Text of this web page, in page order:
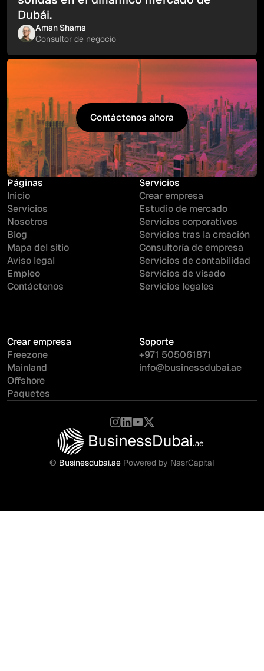
Dubái.
Aman Shams
Consultor de negocio
Contáctenos ahora
Contáctenos ahora
Páginas
Inicio
Servicios
Nosotros
Blog
Mapa del sitio
Aviso legal
Empleo
Contáctenos
Servicios
Crear empresa
Estudio de mercado
Servicios corporativos
Servicios tras la creación
Consultoría de empresa
Servicios de contabilidad
Servicios de visado
Servicios legales
Crear empresa
Freezone
Mainland
Offshore
Paquetes
Soporte
+971 505061871
info@businessdubai.ae
© Businesdubai.ae Powered by NasrCapital